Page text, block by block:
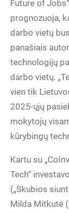
Future of
prognozuoja,
darbo vietų
panašiais
technologijų
darbo vietų.
vien tik
2025-ųjų
mokytojų
kūrybingų
Kartu su
Tech“
(„Skubios
Milda Mitkutė